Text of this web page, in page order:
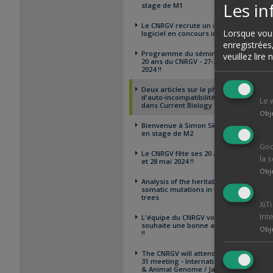
stage de M1
Le CNRGV recrute un ingénieur
logiciel en concours interne !!
Programme du séminaire des
20 ans du CNRGV - 27-28 mai
2024 !!
Deux articles sur le phénomène
d'auto-incompatibilité parus
dans Current Biology
Bienvenue à Simon Skrzypczyk
en stage de M2
Le CNRGV fête ses 20 ans les 27
et 28 mai 2024 !!
Analysis of the heritability of
somatic mutations in tropical
trees
L'équipe du CNRGV vous
souhaite une bonne année 2024
!!
The CNRGV will attend the PAG
31 meeting - International Plant
& Animal Genome / January 12-
Les
Lorsque
veuillez lire
Le
la